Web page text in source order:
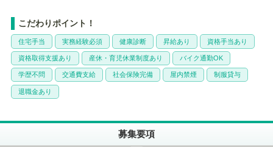
こだわりポイント！
住宅手当 実務経験必須 健康診断 昇給あり 資格手当あり
資格取得支援あり 産休・育児休業制度あり バイク通勤OK
学歴不問 交通費支給 社会保険完備 屋内禁煙 制服貸与
退職金あり
募集要項